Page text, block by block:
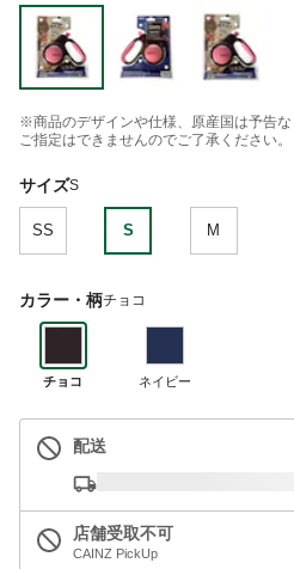
※商品のデザインや仕様、原産国は予告な
ご指定はできませんのでご了承ください。
サイズS
SS S M
カラー・柄チョコ
チョコ ネイビー
配送
店舗受取不可
CAINZ PickUp